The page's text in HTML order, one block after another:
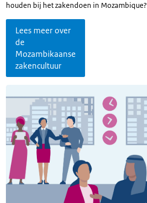
houden bij het zakendoen in Mozambique?
Lees meer over
de
Mozambikaanse
zakencultuur